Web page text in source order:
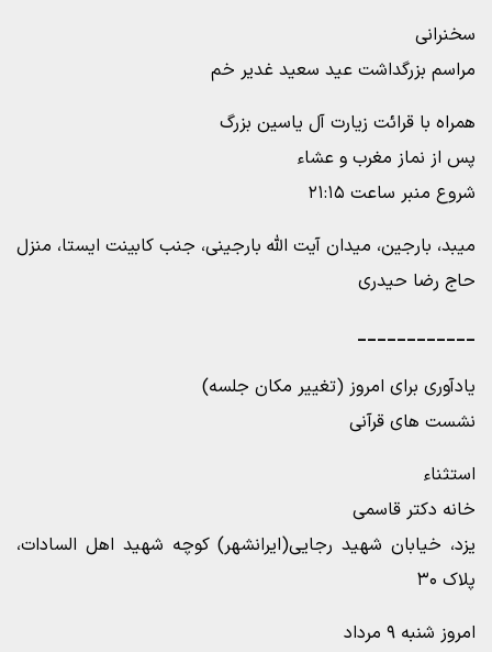
سخنرانی
مراسم بزرگداشت عید سعید غدیر خم
همراه با قرائت زیارت آل یاسین بزرگ
پس از نماز مغرب و عشاء
شروع منبر ساعت ۲۱:۱۵
میبد، بارجین، میدان آیت الله بارجینی، جنب کابینت ایستا، منزل
حاج رضا حیدری
____________
یادآوری برای امروز (تغییر مکان جلسه)
نشست های قرآنی
استثناء
خانه دکتر قاسمی
یزد، خیابان شهید رجایی(ایرانشهر) کوچه شهید اهل السادات،
پلاک ۳۰
امروز شنبه ۹ مرداد